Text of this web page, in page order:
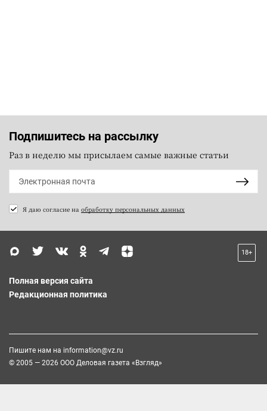
Подпишитесь на рассылку
Раз в неделю мы присылаем самые важные статьи
Я даю согласие на обработку персональных данных
18+
Полная версия сайта
Редакционная политика
Пишите нам на information@vz.ru
© 2005 — 2026 ООО Деловая газета «Взгляд»